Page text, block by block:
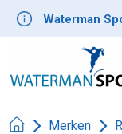
Waterman
Merken